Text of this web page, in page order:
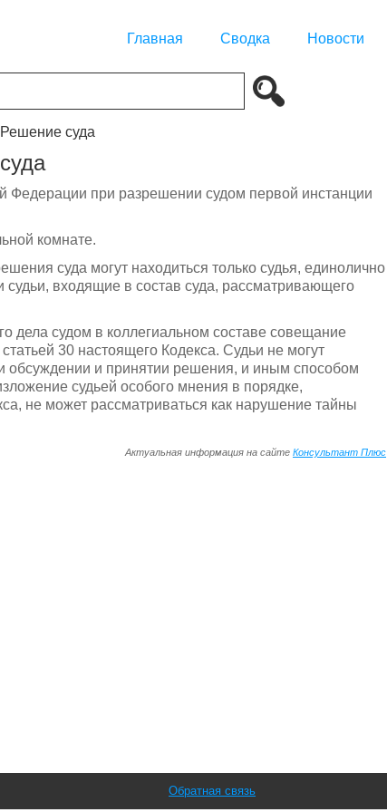
Главная Сводка Новости
суда
Федерации при разрешении судом первой инстанции
комнате.
суда могут находиться только судья, единолично
входящие в состав суда, рассматривающего
дела судом в коллегиальном составе совещание
30 настоящего Кодекса. Судьи не могут
обсуждении и принятии решения, и иным способом
судьей особого мнения в порядке,
не может рассматриваться как нарушение тайны
Актуальная информация на сайте Консультант Плюс
Обратная связь